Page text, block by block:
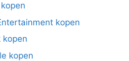
kopen
kopen
kopen